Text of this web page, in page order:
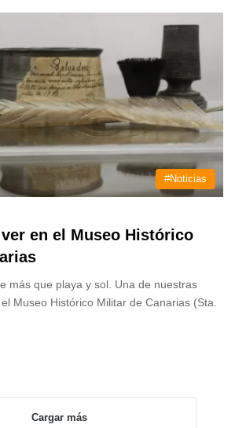
#Noticias
en el Museo Histórico
más que playa y sol. Una de nuestras
Museo Histórico Militar de Canarias (Sta.
Cargar más